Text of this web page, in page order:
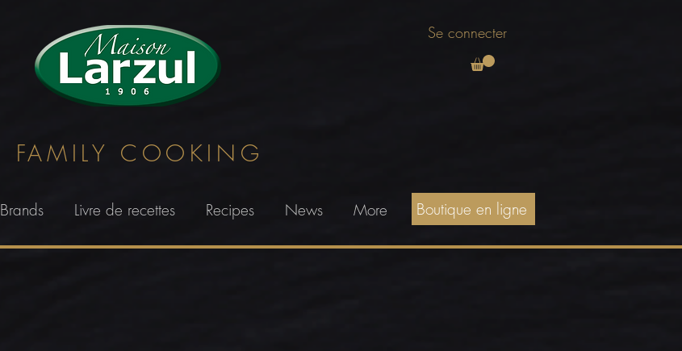
Se connecter
FAMILY COOKING
Brands Livre de recettes Recipes News More Boutique en ligne